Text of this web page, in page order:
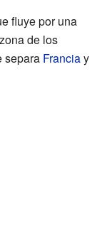
fluye por una
de los
separa Franciay